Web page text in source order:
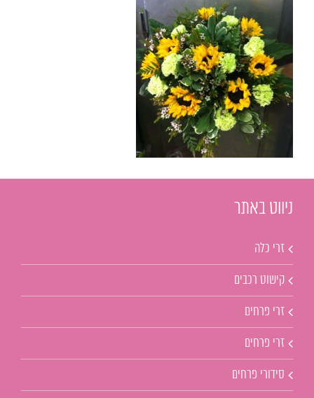
ניווט באתר
זרי כלה
קישוט רכבים
זרי פרחים
זרי פרחים
סידורי פרחים